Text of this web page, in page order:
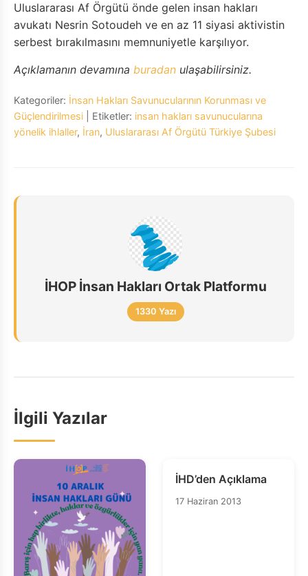
Uluslararası Af Örgütü önde gelen insan hakları
avukatı Nesrin Sotoudeh ve en az 11 siyasi aktivistin
serbest bırakılmasını memnuniyetle karşılıyor.
Açıklamanın devamına buradan ulaşabilirsiniz.
Kategoriler: İnsan Hakları Savunucularının Korunması ve
Güçlendirilmesi | Etiketler: insan hakları savunucularına
yönelik ihlaller, İran, Uluslararası Af Örgütü Türkiye Şubesi
İHOP İnsan Hakları Ortak Platformu
1330 Yazı
İlgili Yazılar
İHD’den Açıklama
17 Haziran 2013